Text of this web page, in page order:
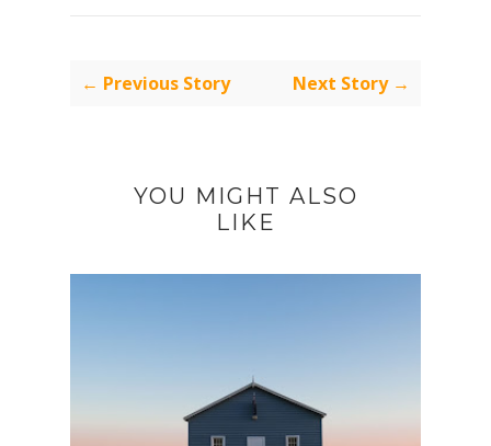
← Previous Story Next Story →
YOU MIGHT ALSO
LIKE